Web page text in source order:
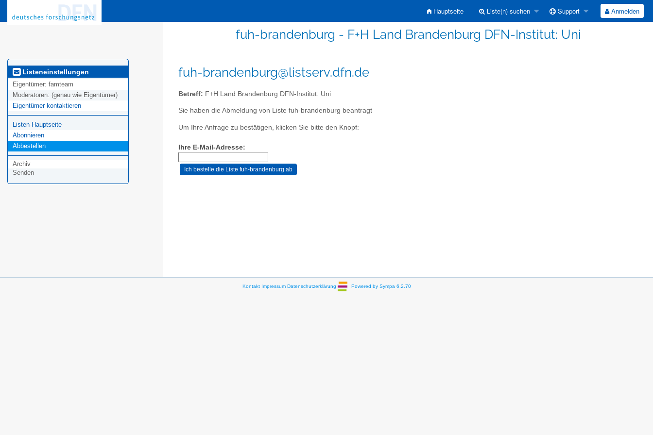
Hauptseite Liste(n) suchen Support Anmelden
fuh-brandenburg - F+H Land Brandenburg DFN-Institut: Uni
Listeneinstellungen
Eigentümer: famteam
Moderatoren: (genau wie Eigentümer)
Eigentümer kontaktieren
Listen-Hauptseite
Abonnieren
Abbestellen
Archiv
Senden
fuh-brandenburg@listserv.dfn.de
Betreff: F+H Land Brandenburg DFN-Institut: Uni
Sie haben die Abmeldung von Liste fuh-brandenburg beantragt
Um Ihre Anfrage zu bestätigen, klicken Sie bitte den Knopf:
Ihre E-Mail-Adresse:
Kontakt Impressum Datenschutzerklärung Powered by Sympa 6.2.70